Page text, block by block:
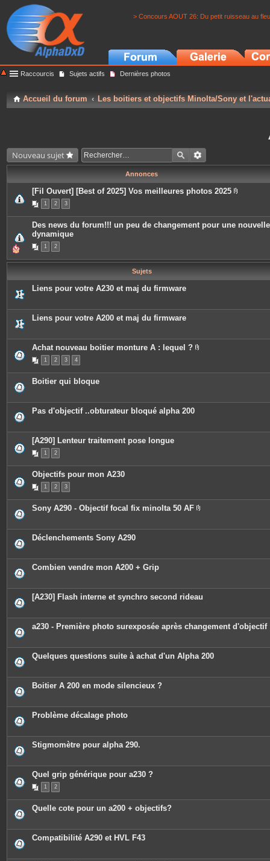
> Concours AOUT 26: Du petit ruisseau au
Raccourcis Sujets actifs Dernières photos
Accueil du forum Les boitiers et objectifs Minolta/Sony et
Nouveau sujet
Annonces
[Fil Ouvert] [Best of 2025] Vos meilleures photos 2025
c
e
n
1 2 3
Des news du forum!!! un peu de changement pour une nouvelle
dynamique
1 2
Sujets
Liens pour votre A230 et maj du firmware
Liens pour votre A200 et maj du firmware
Achat nouveau boitier monture A : lequel ?
c
o
e
1 2 3 4
Boitier qui bloque
Pas d'objectif ..obturateur bloqué alpha 200
[A290] Lenteur traitement pose longue
1 2
Objectifs pour mon A230
1 2 3
Sony A290 - Objectif focal fix minolta 50 AF
è
j
t
e
s
Déclenchements Sony A290
Combien vendre mon A200 + Grip
[A230] Flash interne et synchro second rideau
a230 - Première photo surexposée après changement d'objectif
Quelques questions suite à achat d'un Alpha 200
Boitier A 200 en mode silencieux ?
Problème décalage photo
Stigmomètre pour alpha 290.
Quel grip générique pour a230 ?
1 2
Quelle cote pour un a200 + objectifs?
Compatibilité A290 et HVL F43